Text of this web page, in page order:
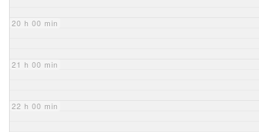
20 h 00 min
21 h 00 min
22 h 00 min